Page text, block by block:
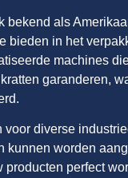
bekend als
bieden in het
machines
garanderen,
diverse
kunnen worden
perfect